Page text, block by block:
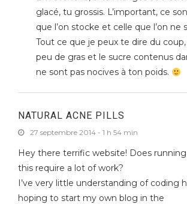
glacé, tu grossis. L’important, ce
que l’on stocke et celle que l’on ne
Tout ce que je peux te dire du coup,
peu de gras et le sucre contenus
ne sont pas nocives à ton poids.
NATURAL ACNE PILLS
27 septembre 2014 - 1 h 54 min
Hey there terrific website! Does
this require a lot of work?
I’ve very little understanding of coding
hoping to start my own blog in the